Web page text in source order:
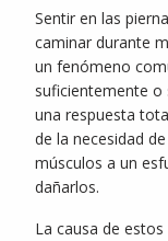
Sentir en las
caminar durante
un fenómeno
suficientemente o
una respuesta
de la necesidad
músculos a un
dañarlos.
La causa de